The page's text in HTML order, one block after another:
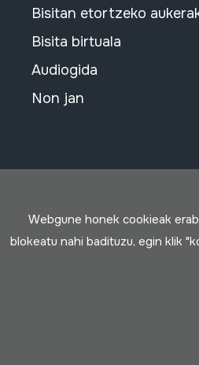
Bisitan etortzeko
Bisita birtuala
Audiogida
Non jan
Webgune honek cookieak
blokeatu nahi badituzu, egin klik